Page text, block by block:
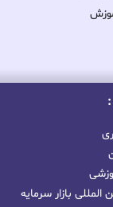
المللی بازار سرمایه
معاملاتی